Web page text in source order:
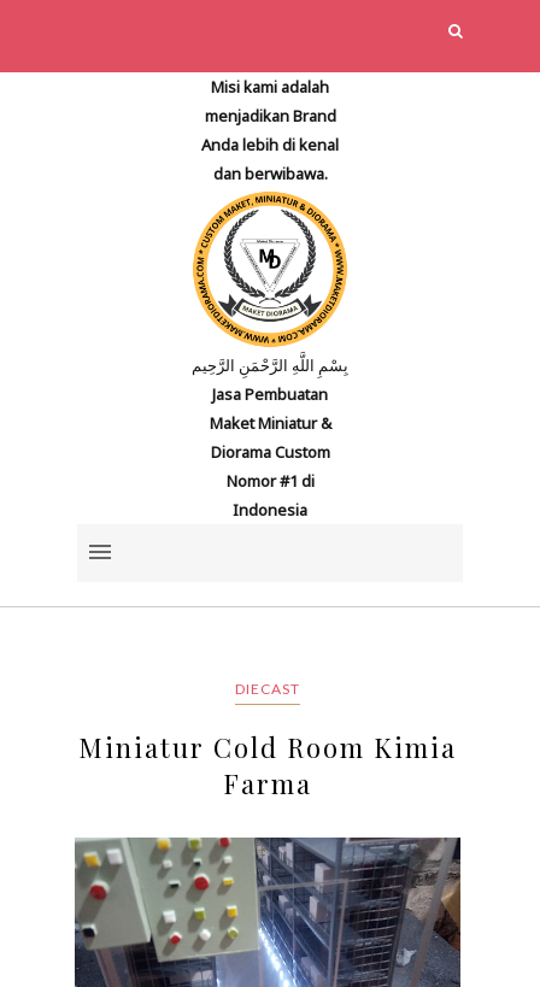
Misi kami adalah
menjadikan Brand
Anda lebih di kenal
dan berwibawa.
بِسْمِ اللَّهِ الرَّحْمَنِ الرَّحِيم
Jasa Pembuatan
Maket Miniatur &
Diorama Custom
Nomor #1 di
Indonesia
DIECAST
Miniatur Cold Room Kimia
Farma